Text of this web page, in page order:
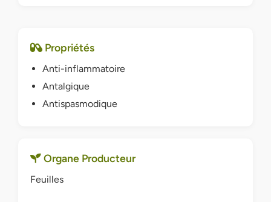
Propriétés
Anti-inflammatoire
Antalgique
Antispasmodique
Organe Producteur
Feuilles